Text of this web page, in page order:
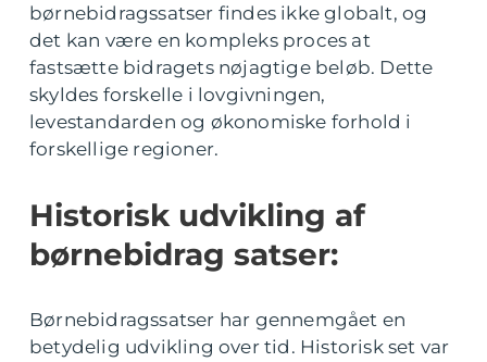
børnebidragssatser findes ikke globalt, og
det kan være en kompleks proces at
fastsætte bidragets nøjagtige beløb. Dette
skyldes forskelle i lovgivningen,
levestandarden og økonomiske forhold i
forskellige regioner.
Historisk udvikling af
børnebidrag satser:
Børnebidragssatser har gennemgået en
betydelig udvikling over tid. Historisk set var